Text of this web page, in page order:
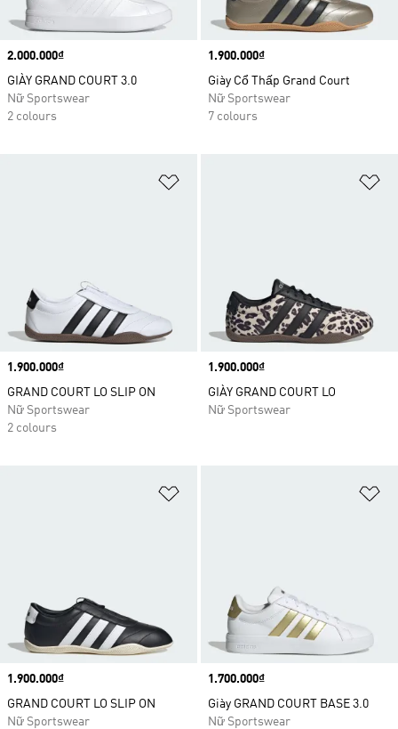
Price
2.000.000₫
GIÀY GRAND COURT 3.0
Nữ Sportswear
2 colours
Price
1.900.000₫
Giày Cổ Thấp Grand Court
Nữ Sportswear
7 colours
Price
1.900.000₫
GRAND COURT LO SLIP ON
Nữ Sportswear
2 colours
Price
1.900.000₫
GIÀY GRAND COURT LO
Nữ Sportswear
Price
1.900.000₫
GRAND COURT LO SLIP ON
Nữ Sportswear
Price
1.700.000₫
Giày GRAND COURT BASE 3.0
Nữ Sportswear